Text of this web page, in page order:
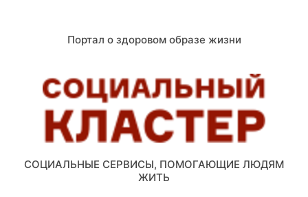
Портал о здоровом образе жизни
СОЦИАЛЬНЫЕ СЕРВИСЫ, ПОМОГАЮЩИЕ ЛЮДЯМ
ЖИТЬ